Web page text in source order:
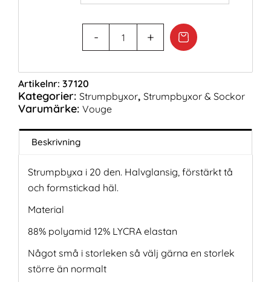
Artikelnr: 37120
Kategorier: Strumpbyxor, Strumpbyxor & Sockor
Varumärke: Vouge
Beskrivning
Strumpbyxa i 20 den. Halvglansig, förstärkt tå
och formstickad häl.
Material
88% polyamid 12% LYCRA elastan
Något små i storleken så välj gärna en storlek
större än normalt